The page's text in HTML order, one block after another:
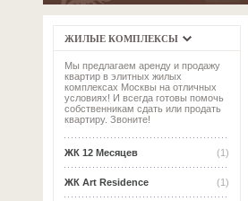
ЖИЛЫЕ КОМПЛЕКСЫ
Мы предлагаем аренду и продажу
квартир в элитных жилых
комплексах Москвы на отличных
условиях! И всегда готовы помочь
собственникам сдать или продать
квартиру. Звоните!
(1)
ЖК 12 Месяцев
(1)
ЖК Art Residence